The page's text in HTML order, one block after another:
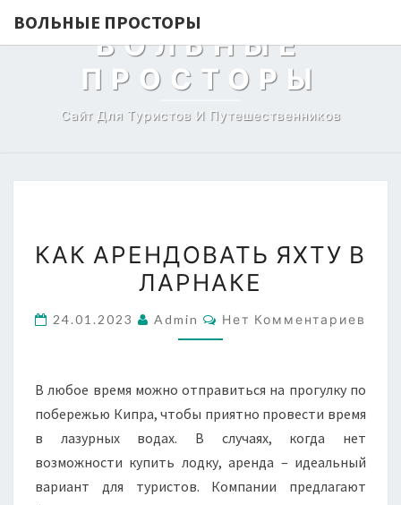
ВОЛЬНЫЕ ПРОСТОРЫ
ВОЛЬНЫЕ
ПРОСТОРЫ
Сайт Для Туристов И Путешественников
АРЕНДОВАТЬ
ЯХТУ
ЛАРНАКЕ
КАК АРЕНДОВАТЬ ЯХТУ В
ЛАРНАКЕ
24.01.2023 Admin Комментарии
Нет Комментариев
В любое время можно отправиться на прогулку по
побережью Кипра, чтобы приятно провести время
в лазурных водах. В случаях, когда нет
возможности купить лодку, аренда – идеальный
вариант для туристов. Компании предлагают